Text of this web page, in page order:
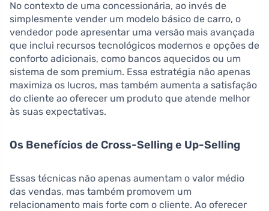
No contexto de uma concessionária, ao invés de
simplesmente vender um modelo básico de carro, o
vendedor pode apresentar uma versão mais avançada
que inclui recursos tecnológicos modernos e opções de
conforto adicionais, como bancos aquecidos ou um
sistema de som premium. Essa estratégia não apenas
maximiza os lucros, mas também aumenta a satisfação
do cliente ao oferecer um produto que atende melhor
às suas expectativas.
Os Benefícios de Cross-Selling e Up-Selling
Essas técnicas não apenas aumentam o valor médio
das vendas, mas também promovem um
relacionamento mais forte com o cliente. Ao oferecer